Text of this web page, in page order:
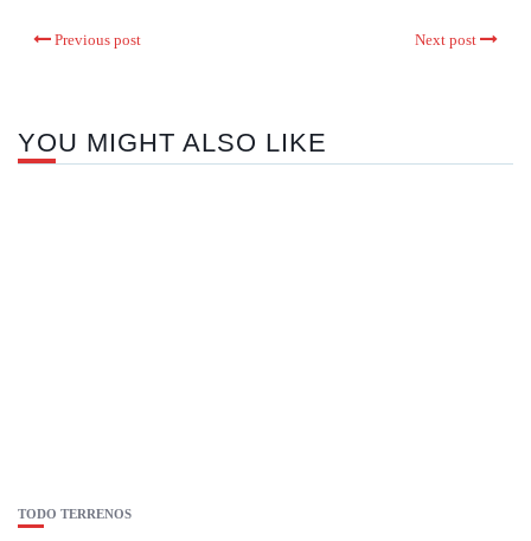
Previous post Next post
YOU MIGHT ALSO LIKE
TODO TERRENOS